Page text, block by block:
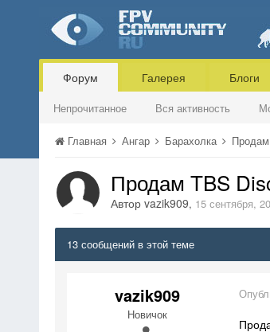
Форум
Непрочитанное Вся активность
Галерея Блоги
Главная Ангар Барахолка Продам
Продам TBS
Автор vazik909, 15 сентября,
13 сообщений в этой теме
vazik909
Новичок